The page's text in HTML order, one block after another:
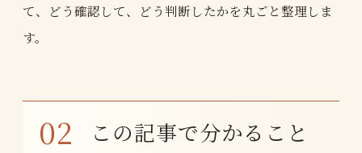
て、どう確認して、どう判断したかを丸ごと整理しま
す。
この記事で分かること